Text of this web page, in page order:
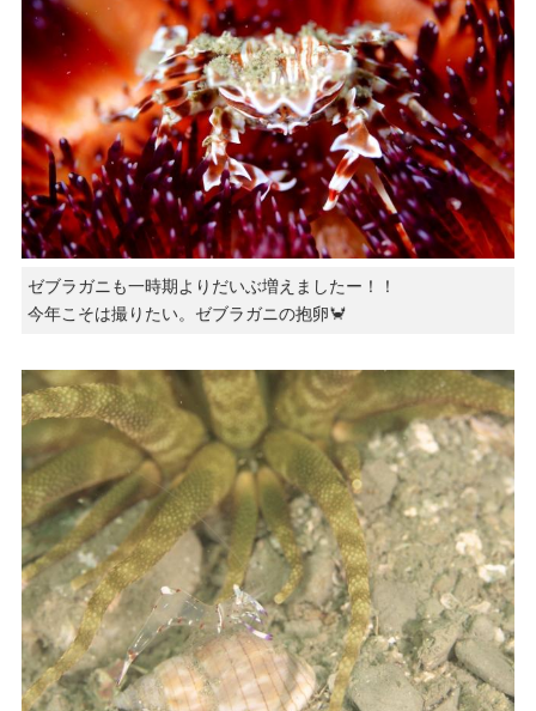
ゼブラガニも一時期よりだいぶ増えましたー！！
今年こそは撮りたい。ゼブラガニの抱卵🦀